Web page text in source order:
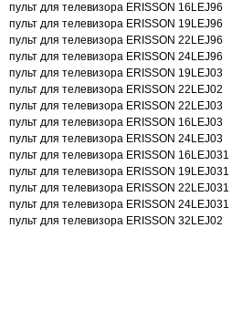
пульт для телевизора ERISSON 16LEJ96
пульт для телевизора ERISSON 19LEJ96
пульт для телевизора ERISSON 22LEJ96
пульт для телевизора ERISSON 24LEJ96
пульт для телевизора ERISSON 19LEJ03
пульт для телевизора ERISSON 22LEJ02
пульт для телевизора ERISSON 22LEJ03
пульт для телевизора ERISSON 16LEJ03
пульт для телевизора ERISSON 24LEJ03
пульт для телевизора ERISSON 16LEJ031
пульт для телевизора ERISSON 19LEJ031
пульт для телевизора ERISSON 22LEJ031
пульт для телевизора ERISSON 24LEJ031
пульт для телевизора ERISSON 32LEJ02